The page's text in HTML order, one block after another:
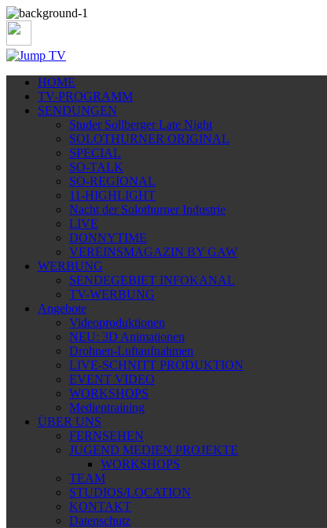
HOME
TV-PROGRAMM
SENDUNGEN
Studer Sollberger Late Night
SOLOTHURNER ORIGINAL
SPECIAL
SO-TALK
SO-REGIONAL
11-HIGHLIGHT
Nacht der Solothurner Industrie
LIVE
DONNYTIME
VEREINSMAGAZIN BY GAW
WERBUNG
SENDEGEBIET INFOKANAL
TV-WERBUNG
Angebote
Videoproduktionen
NEU: 3D Animationen
Drohnen-Luftaufnahmen
LIVE-SCHNITT PRODUKTION
EVENT VIDEO
WORKSHOPS
Medientraining
ÜBER UNS
FERNSEHEN
JUGEND MEDIEN PROJEKTE
WORKSHOPS
TEAM
STUDIOS/LOCATION
KONTAKT
Datenschutz